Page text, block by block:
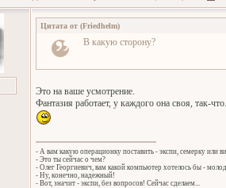
Цитата от (Friedhelm)
В какую сторону?
Это на ваше усмотрение.
Фантазия работает, у каждого она своя, так-
- А вам какую операционку поставить - экспи, семерку или
- Это ты сейчас о чем?
- Олег Георгиевич, вам какой компьютер хотелось бы -
- Ну, конечно, надежный!
- Вот, значит - экспи, без вопросов! Сейчас сделаем...